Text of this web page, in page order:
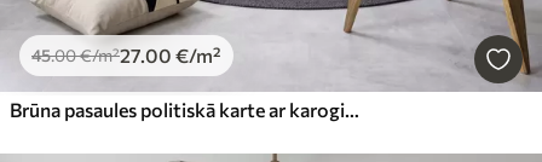
45.00€/m²27 .00 €/m²